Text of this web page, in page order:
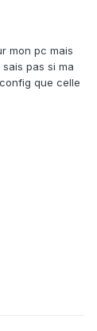
mon pc mais
pas si ma
que celle